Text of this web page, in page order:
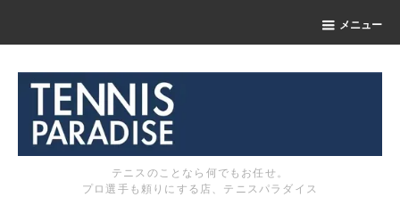
メニュー
テニスのことなら何でもお任せ。
プロ選手も頼りにする店、テニスパラダイス